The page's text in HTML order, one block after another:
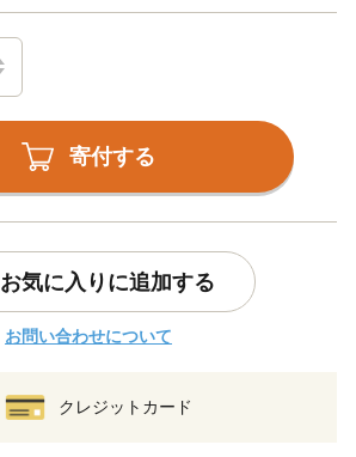
寄付する
お気に入りに追加する
お問い合わせについて
クレジットカード